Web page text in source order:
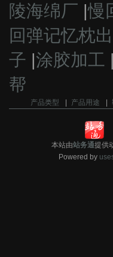
陵海绵厂 |慢
回弹记忆枕
子 |涂胶加工 |
帮
产品类型 产品用途
本站由站务通提供
Powered by